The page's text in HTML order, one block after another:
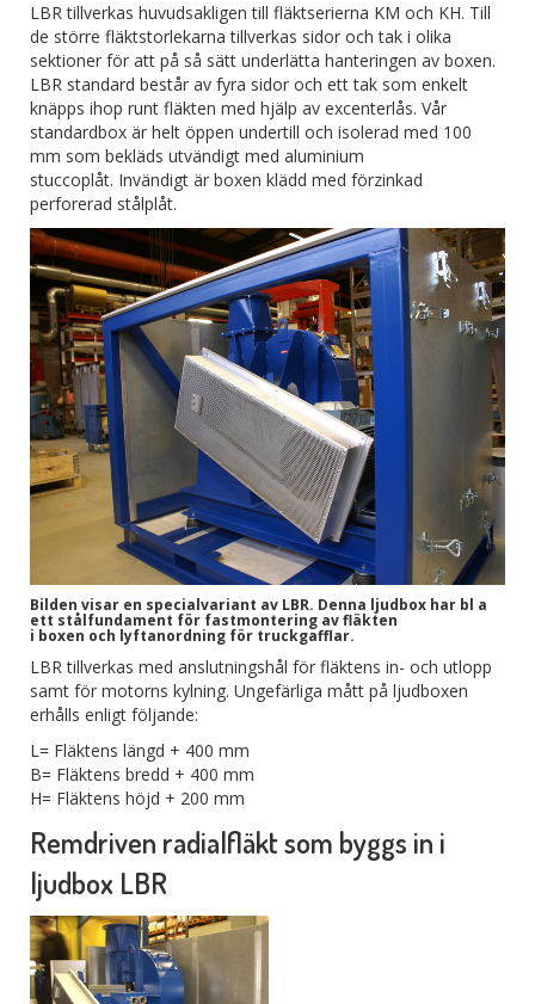
LBR tillverkas huvudsakligen till fläktserierna KM och KH. Till
de större fläktstorlekarna tillverkas sidor och tak i olika
sektioner för att på så sätt underlätta hanteringen av boxen.
LBR standard består av fyra sidor och ett tak som enkelt
knäpps ihop runt fläkten med hjälp av excenterlås. Vår
standardbox är helt öppen undertill och isolerad med 100
mm som bekläds utvändigt med aluminium
stuccoplåt. Invändigt är boxen klädd med förzinkad
perforerad stålplåt.
Bilden visar en specialvariant av LBR. Denna ljudbox har bl a
ett stålfundament för fastmontering av fläkten
i boxen och lyftanordning för truckgafflar.
LBR tillverkas med anslutningshål för fläktens in- och utlopp
samt för motorns kylning. Ungefärliga mått på ljudboxen
erhålls enligt följande:
L= Fläktens längd + 400 mm
B= Fläktens bredd + 400 mm
H= Fläktens höjd + 200 mm
Remdriven radialfläkt som byggs in i
ljudbox LBR